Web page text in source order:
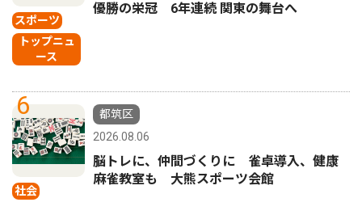
スポーツ
トップニュ
ース
優勝の栄冠 6年連続 関東の舞台へ
6
社会
都筑区
2026.08.06
脳トレに、仲間づくりに 雀卓導入、健康
麻雀教室も 大熊スポーツ会館